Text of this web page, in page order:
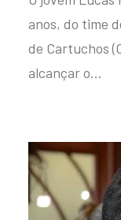
anos, do time
de Cartuchos
alcançar o…